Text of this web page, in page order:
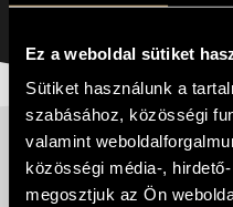
Ez a weboldal sütiket
Sütiket használunk a
szabásához, közösségi
valamint
közösségi média-,
megosztjuk az Ön